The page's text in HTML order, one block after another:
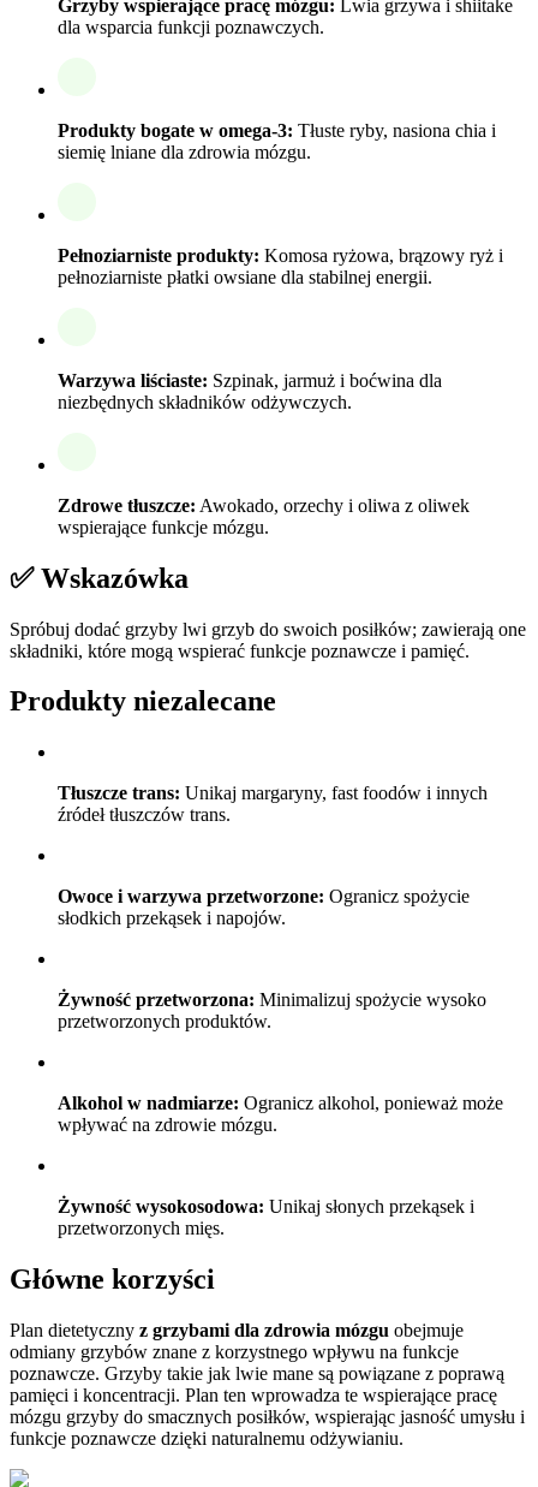
Grzyby wspierające pracę mózgu: Lwia grzywa i shiitake
dla wsparcia funkcji poznawczych.
Produkty bogate w omega-3: Tłuste ryby, nasiona chia i
siemię lniane dla zdrowia mózgu.
Pełnoziarniste produkty: Komosa ryżowa, brązowy ryż i
pełnoziarniste płatki owsiane dla stabilnej energii.
Warzywa liściaste: Szpinak, jarmuż i boćwina dla
niezbędnych składników odżywczych.
Zdrowe tłuszcze: Awokado, orzechy i oliwa z oliwek
wspierające funkcje mózgu.
✅ Wskazówka
Spróbuj dodać grzyby lwi grzyb do swoich posiłków; zawierają one
składniki, które mogą wspierać funkcje poznawcze i pamięć.
Produkty niezalecane
Tłuszcze trans: Unikaj margaryny, fast foodów i innych
źródeł tłuszczów trans.
Owoce i warzywa przetworzone: Ogranicz spożycie
słodkich przekąsek i napojów.
Żywność przetworzona: Minimalizuj spożycie wysoko
przetworzonych produktów.
Alkohol w nadmiarze: Ogranicz alkohol, ponieważ może
wpływać na zdrowie mózgu.
Żywność wysokosodowa: Unikaj słonych przekąsek i
przetworzonych mięs.
Główne korzyści
Plan dietetyczny z grzybami dla zdrowia mózgu obejmuje
odmiany grzybów znane z korzystnego wpływu na funkcje
poznawcze. Grzyby takie jak lwie mane są powiązane z poprawą
pamięci i koncentracji. Plan ten wprowadza te wspierające pracę
mózgu grzyby do smacznych posiłków, wspierając jasność umysłu i
funkcje poznawcze dzięki naturalnemu odżywianiu.